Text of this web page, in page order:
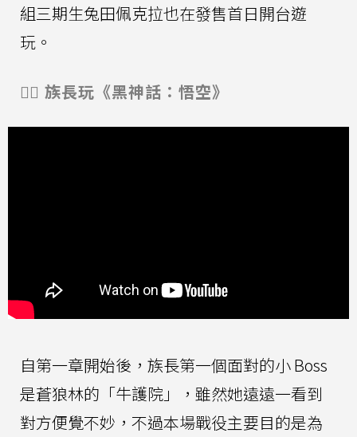
組三期生兔田佩克拉也在發售首日開台遊
玩。
👯‍♀️ 族長玩《黑神話：悟空》
自第一章開始後，族長第一個面對的小 Boss
是蒼狼林的「牛護院」，雖然她遠遠一看到
對方便覺不妙，不過本場戰役主要目的是為